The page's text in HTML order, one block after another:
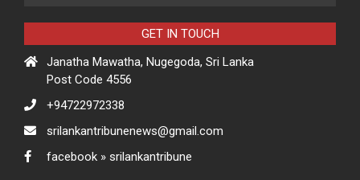
GET IN TOUCH
Janatha Mawatha, Nugegoda, Sri Lanka
Post Code 4556
+94722972338
srilankantribunenews@gmail.com
facebook » srilankantribune